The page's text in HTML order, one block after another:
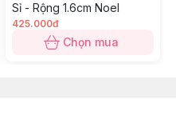
Sỉ - Rộng 1.6cm Noel
425.000đ
Chọn mua